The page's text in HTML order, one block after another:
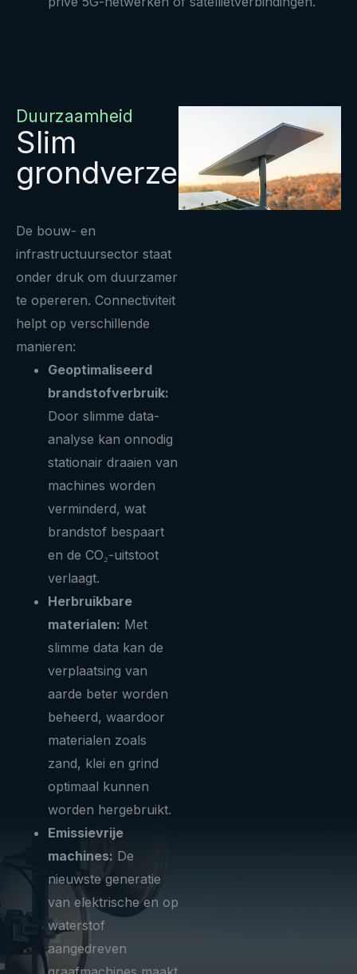
Duurzaamheid
Slim
grondverzet
De bouw- en
infrastructuursector staat
onder druk om duurzamer
te opereren. Connectiviteit
helpt op verschillende
manieren:
Geoptimaliseerd
brandstofverbruik:
Door slimme data-
analyse kan onnodig
stationair draaien van
machines worden
verminderd, wat
brandstof bespaart
en de CO₂-uitstoot
verlaagt.
Herbruikbare
materialen: Met
slimme data kan de
verplaatsing van
aarde beter worden
beheerd, waardoor
materialen zoals
zand, klei en grind
optimaal kunnen
worden hergebruikt.
Emissievrije
machines: De
nieuwste generatie
van elektrische en op
waterstof
aangedreven